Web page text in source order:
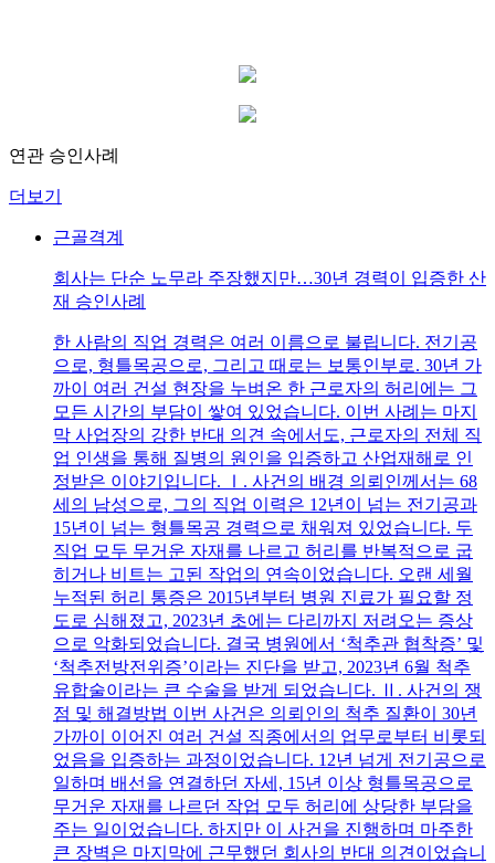
연관 승인사례
더보기
근골격계
회사는 단순 노무라 주장했지만…30년 경력이 입증한 산
재 승인사례
한 사람의 직업 경력은 여러 이름으로 불립니다. 전기공
으로, 형틀목공으로, 그리고 때로는 보통인부로. 30년 가
까이 여러 건설 현장을 누벼온 한 근로자의 허리에는 그
모든 시간의 부담이 쌓여 있었습니다. 이번 사례는 마지
막 사업장의 강한 반대 의견 속에서도, 근로자의 전체 직
업 인생을 통해 질병의 원인을 입증하고 산업재해로 인
정받은 이야기입니다. Ⅰ. 사건의 배경 의뢰인께서는 68
세의 남성으로, 그의 직업 이력은 12년이 넘는 전기공과
15년이 넘는 형틀목공 경력으로 채워져 있었습니다. 두
직업 모두 무거운 자재를 나르고 허리를 반복적으로 굽
히거나 비트는 고된 작업의 연속이었습니다. 오랜 세월
누적된 허리 통증은 2015년부터 병원 진료가 필요할 정
도로 심해졌고, 2023년 초에는 다리까지 저려오는 증상
으로 악화되었습니다. 결국 병원에서 ‘척추관 협착증’ 및
‘척추전방전위증’이라는 진단을 받고, 2023년 6월 척추
유합술이라는 큰 수술을 받게 되었습니다. Ⅱ. 사건의 쟁
점 및 해결방법 이번 사건은 의뢰인의 척추 질환이 30년
가까이 이어진 여러 건설 직종에서의 업무로부터 비롯되
었음을 입증하는 과정이었습니다. 12년 넘게 전기공으로
일하며 배선을 연결하던 자세, 15년 이상 형틀목공으로
무거운 자재를 나르던 작업 모두 허리에 상당한 부담을
주는 일이었습니다. 하지만 이 사건을 진행하며 마주한
큰 장벽은 마지막에 근무했던 회사의 반대 의견이었습니